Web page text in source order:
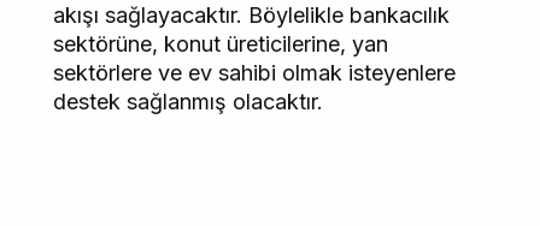
akışı sağlayacaktır. Böylelikle bankacılık
sektörüne, konut üreticilerine, yan
sektörlere ve ev sahibi olmak isteyenlere
destek sağlanmış olacaktır.